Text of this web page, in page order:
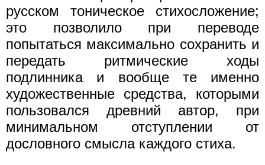
русском тоническое стихосложение;
это позволило при переводе
попытаться максимально сохранить и
передать ритмические ходы
подлинника и вообще те именно
художественные средства, которыми
пользовался древний автор, при
минимальном отступлении от
дословного смысла каждого стиха.